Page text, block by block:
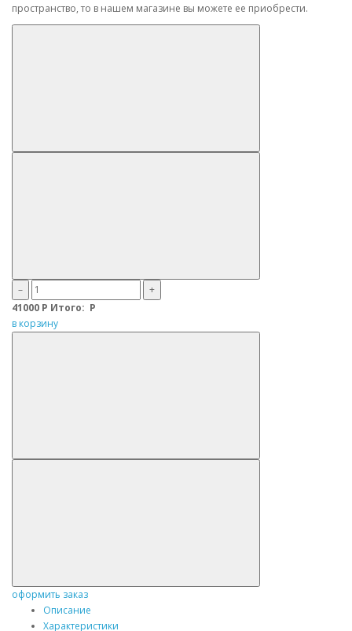
пространство, то в нашем магазине вы можете ее приобрести.
–
+
41000 Р Итого: Р
в корзину
оформить заказ
Описание
Характеристики